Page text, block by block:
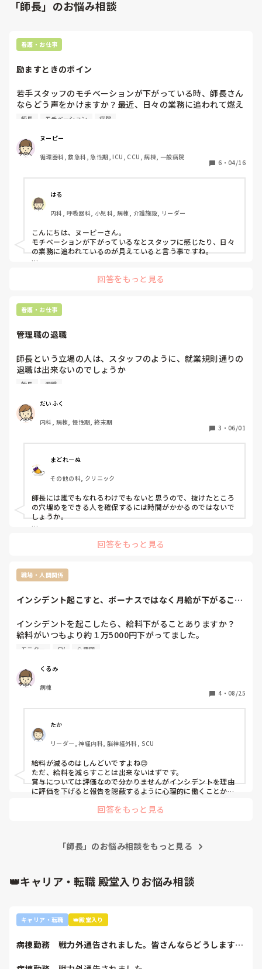
「師長」のお悩み相談
看護・お仕事
励ますときのポイン
若手スタッフのモチベーションが下がっている時、師長さん
ならどう声をかけますか？最近、日々の業務に追われて燃え
尽き気味の仲間が増えている気がします。ただ「頑張ろう」
師長 モチベーション 病院
ヌーピー
循環器科, 救急科, 急性期, ICU, CCU, 病棟, 一般病院
6 ・ 04/16
はる
内科, 呼吸器科, 小児科, 病棟, 介護施設, リーダー
こんにちは、ヌーピーさん。
モチベーションが下がっているなとスタッフに感じたり、日々
の業務に追われているのが見えていると言う事ですね。
スタッフには、「どうしたの。疲れている感じがするね。少し
業務に追われているなら、業務改善が必要なのかもしれませ
ん。スタッフ皆さんの困り事は改善して欲しい事をGoogleフ
するのはいかがでしょうか。
頑張っている時に、頑張ってと励まして頑張れる人ならそれで
いいかもしれませんが、頑張っている人には、「今頑張ってる
ね。毎日見てるよ、感じてるよ。」と頑張っている事を認めて
あげて、適度な休暇を促すのも師長さんの役割かなと感じま
他にも師長としてやるべきことがたくさんある中だと思ってお
りますが、スタッフさん達をまとめる、いい雰囲気を保つに
は、愛情を持って接する事が大切だと思います😌
回答をもっと見る
看護・お仕事
管理職の退職
師長という立場の人は、スタッフのように、就業規則通りの
退職は出来ないのでしょうか
就業規則では、退職届提出、受理後2ヶ月後に退職となりま
退職出来るのは半年後と言われたそうです
師長 退職
だいふく
内科, 病棟, 慢性期, 終末期
3 ・ 06/01
まどれーぬ
その他の科, クリニック
師長には誰でもなれるわけでもないと思うので、抜けたところ
の穴埋めをできる人を確保するには時間がかかるのではないで
しょうか。
そしてきっとその人自身が副師長だったり主任だったりの役職
色んなところに打診して決めていかなきゃならないことを考え
たらそれなりの期間を要しそうです……(  ´ω｀; )
回答をもっと見る
職場・人間関係
インシデント起こすと、ボーナスではなく月給が下がること
インシデントを起こしたら、給料下がることありますか？
給料がいつもより約１万5000円下がってました。
明細ではわかりません。
時に師長の評価はかなり悪くなるんだろうなと思ってます。
第２新卒で転職５ヶ月目にして、インシデントを２日連続で
起こしてしまいました。
かたないです）信用をなくし、師長もかなり冷たくなり、言
い方悪いですが目をつけられてしまい、毎日出勤がしんどい
です。
インシデントは、点滴の更新の際にCVカテーテルが詰まっ
てしまったこと、もう１回は、心電図モニターのラインが患
者さんのストレッチャーからベッドへの移乗を４人で行い、
1本切れてしまったこと、です。インシデント＋破損の届け
みたいなのも、提出しました。
あれば、まだ救われるというか、そうなんだなと飲み込める
し、さすがに「給料下がったんですが」と聞けないので、こ
感じた方、批判は遠慮させていただきたいです。
モニター CV 心電図
くるみ
病棟
4 ・ 08/25
たか
リーダー, 神経内科, 脳神経外科, SCU
給料が減るのはしんどいですよね😓
ただ、給料を減らすことは出来ないはずです。
賞与については評価なので分かりませんがインシデントを理由
に評価を下げると報告を隠蔽するように心理的に働くことから
第二新卒であれば住民税が引かれ始めた可能性は無いでしょう
回答をもっと見る
「師長」のお悩み相談をもっと見る
👑キャリア・転職 殿堂入りお悩み相談
キャリア・転職 👑殿堂入り
病棟勤務　戦力外通告されました。皆さんならどうします